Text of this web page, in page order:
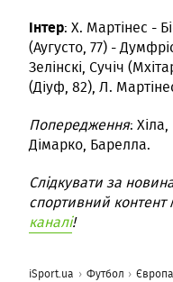
Інтер: Х. Мартінес -
(Аугусто, 77) -
Зелінскі, Сучіч
(Діуф, 82), Л.
Попередження:
Дімарко, Барелла.
Слідкувати за
спортивний
каналі!
iSport.ua Футбол Європа